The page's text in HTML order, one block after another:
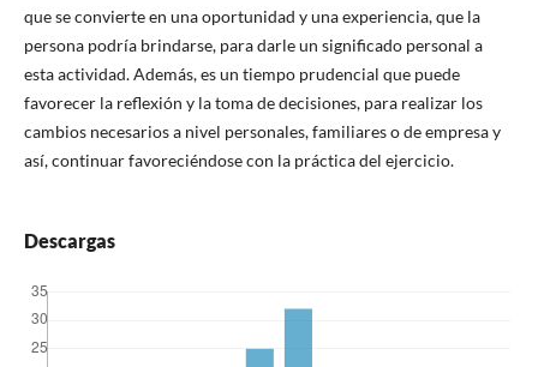
que se convierte en una oportunidad y una experiencia, que la
persona podría brindarse, para darle un significado personal a
esta actividad. Además, es un tiempo prudencial que puede
favorecer la reflexión y la toma de decisiones, para realizar los
cambios necesarios a nivel personales, familiares o de empresa y
así, continuar favoreciéndose con la práctica del ejercicio.
Descargas